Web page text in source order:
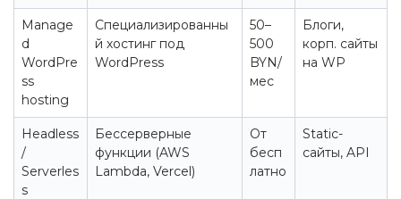
Manage
d
WordPre
ss
hosting
Специализированны
й хостинг под
WordPress
50–
500
BYN/
мес
Блоги,
корп. сайты
на WP
Headless
/
Serverles
s
Бессерверные
функции (AWS
Lambda, Vercel)
От
бесп
латно
Static-
сайты, API